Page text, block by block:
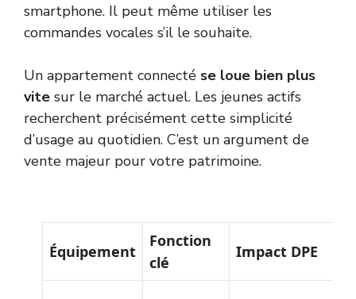
smartphone. Il peut même utiliser les
commandes vocales s’il le souhaite.
Un appartement connecté se loue bien plus
vite sur le marché actuel. Les jeunes actifs
recherchent précisément cette simplicité
d’usage au quotidien. C’est un argument de
vente majeur pour votre patrimoine.
Équipement
Fonction
clé
Impact DPE